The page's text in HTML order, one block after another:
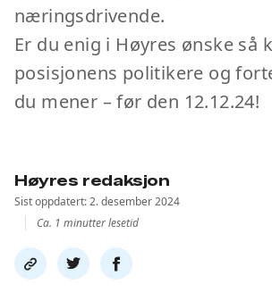
næringsdrivende.
Er du enig i Høyres ønske så
posisjonens politikere og
du mener – før den 12.12.24!
Høyres redaksjon
Sist oppdatert: 2. desember 2024
Ca. 1 minutter lesetid
Del
link
Del
på
Del
på